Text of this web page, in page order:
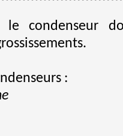
le condenseur
: